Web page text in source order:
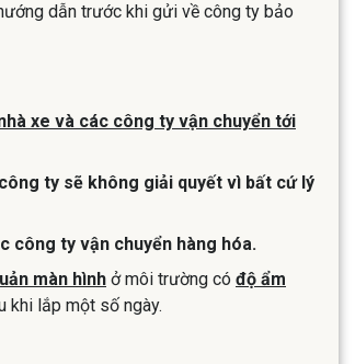
dẫn trước khi gửi về công ty bảo
xe và các công ty vận chuyển tới
ty sẽ không giải quyết vì bất cứ lý
công ty vận chuyển hàng hóa.
màn hình ở môi trường có độ ẩm
khi lắp một số ngày.